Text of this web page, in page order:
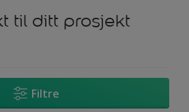
til ditt prosjekt
Filtre